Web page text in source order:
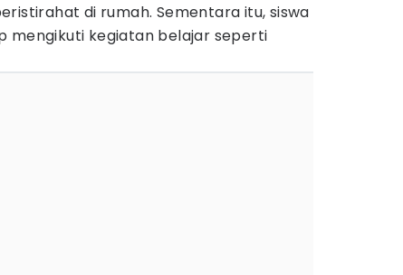
di rumah. Sementara itu, siswa
mengikuti kegiatan belajar seperti